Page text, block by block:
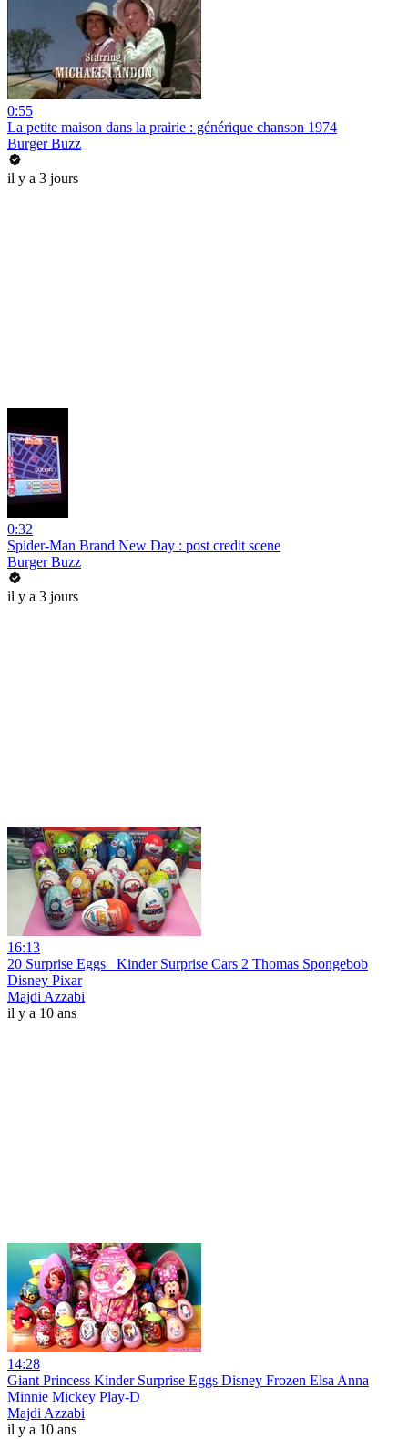
0:55
La petite maison dans la prairie : générique chanson 1974
Burger Buzz
il y a 3 jours
0:32
Spider-Man Brand New Day : post credit scene
Burger Buzz
il y a 3 jours
16:13
20 Surprise Eggs_ Kinder Surprise Cars 2 Thomas Spongebob
Disney Pixar
Majdi Azzabi
il y a 10 ans
14:28
Giant Princess Kinder Surprise Eggs Disney Frozen Elsa Anna
Minnie Mickey Play-D
Majdi Azzabi
il y a 10 ans